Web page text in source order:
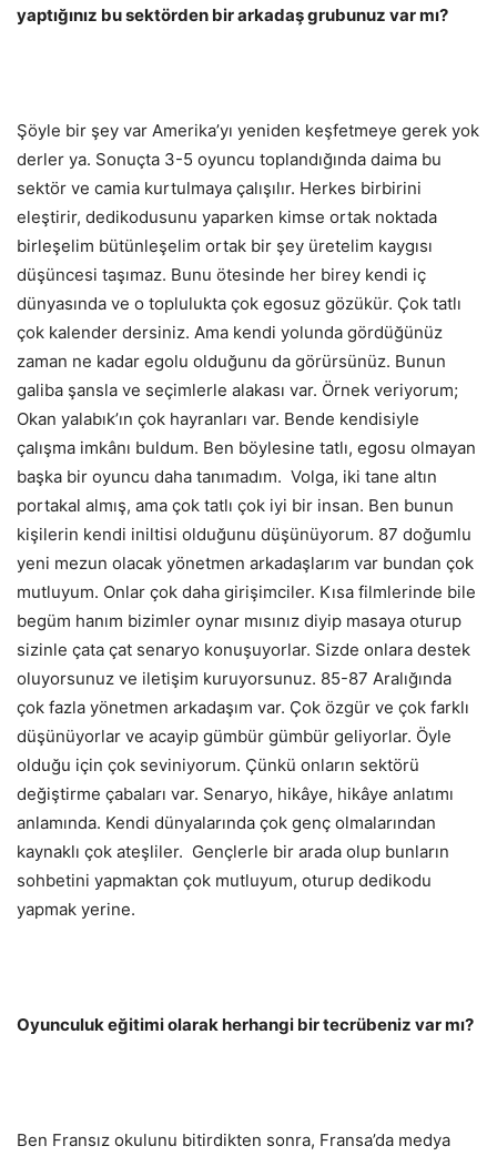
yaptığınız bu sektörden bir arkadaş grubunuz var mı?
Şöyle bir şey var Amerika’yı yeniden keşfetmeye gerek yok
derler ya. Sonuçta 3-5 oyuncu toplandığında daima bu
sektör ve camia kurtulmaya çalışılır. Herkes birbirini
eleştirir, dedikodusunu yaparken kimse ortak noktada
birleşelim bütünleşelim ortak bir şey üretelim kaygısı
düşüncesi taşımaz. Bunu ötesinde her birey kendi iç
dünyasında ve o toplulukta çok egosuz gözükür. Çok tatlı
çok kalender dersiniz. Ama kendi yolunda gördüğünüz
zaman ne kadar egolu olduğunu da görürsünüz. Bunun
galiba şansla ve seçimlerle alakası var. Örnek veriyorum;
Okan yalabık’ın çok hayranları var. Bende kendisiyle
çalışma imkânı buldum. Ben böylesine tatlı, egosu olmayan
başka bir oyuncu daha tanımadım. Volga, iki tane altın
portakal almış, ama çok tatlı çok iyi bir insan. Ben bunun
kişilerin kendi iniltisi olduğunu düşünüyorum. 87 doğumlu
yeni mezun olacak yönetmen arkadaşlarım var bundan çok
mutluyum. Onlar çok daha girişimciler. Kısa filmlerinde bile
begüm hanım bizimler oynar mısınız diyip masaya oturup
sizinle çata çat senaryo konuşuyorlar. Sizde onlara destek
oluyorsunuz ve iletişim kuruyorsunuz. 85-87 Aralığında
çok fazla yönetmen arkadaşım var. Çok özgür ve çok farklı
düşünüyorlar ve acayip gümbür gümbür geliyorlar. Öyle
olduğu için çok seviniyorum. Çünkü onların sektörü
değiştirme çabaları var. Senaryo, hikâye, hikâye anlatımı
anlamında. Kendi dünyalarında çok genç olmalarından
kaynaklı çok ateşliler. Gençlerle bir arada olup bunların
sohbetini yapmaktan çok mutluyum, oturup dedikodu
yapmak yerine.
Oyunculuk eğitimi olarak herhangi bir tecrübeniz var mı?
Ben Fransız okulunu bitirdikten sonra, Fransa’da medya